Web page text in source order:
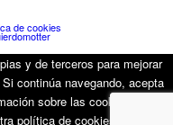
de cookies
y de terceros para mejorar
continúa navegando, acepta
sobre las cookies que
política de cookies.